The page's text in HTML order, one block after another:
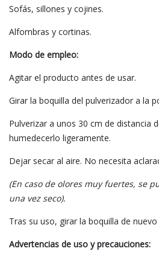
Sofás, sillones y cojines.
Alfombras y cortinas.
Modo de empleo:
Agitar el producto antes de usar.
Girar la boquilla del pulverizador a la
Pulverizar a unos 30 cm de distancia
humedecerlo ligeramente.
Dejar secar al aire. No necesita
(En caso de olores muy fuertes, se
una vez seco).
Tras su uso, girar la boquilla de nuevo
Advertencias de uso y precauciones: